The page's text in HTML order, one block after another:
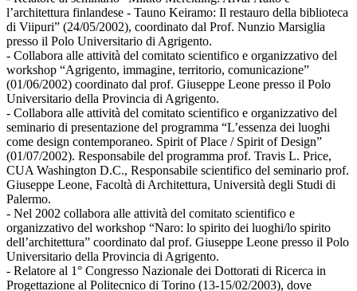
l’architettura finlandese - Tauno Keiramo: Il restauro della biblioteca
di Viipuri” (24/05/2002), coordinato dal Prof. Nunzio Marsiglia
presso il Polo Universitario di Agrigento.
- Collabora alle attività del comitato scientifico e organizzativo del
workshop “Agrigento, immagine, territorio, comunicazione”
(01/06/2002) coordinato dal prof. Giuseppe Leone presso il Polo
Universitario della Provincia di Agrigento.
- Collabora alle attività del comitato scientifico e organizzativo del
seminario di presentazione del programma “L’essenza dei luoghi
come design contemporaneo. Spirit of Place / Spirit of Design”
(01/07/2002). Responsabile del programma prof. Travis L. Price,
CUA Washington D.C., Responsabile scientifico del seminario prof.
Giuseppe Leone, Facoltà di Architettura, Università degli Studi di
Palermo.
- Nel 2002 collabora alle attività del comitato scientifico e
organizzativo del workshop “Naro: lo spirito dei luoghi/lo spirito
dell’architettura” coordinato dal prof. Giuseppe Leone presso il Polo
Universitario della Provincia di Agrigento.
- Relatore al 1° Congresso Nazionale dei Dottorati di Ricerca in
Progettazione al Politecnico di Torino (13-15/02/2003), dove